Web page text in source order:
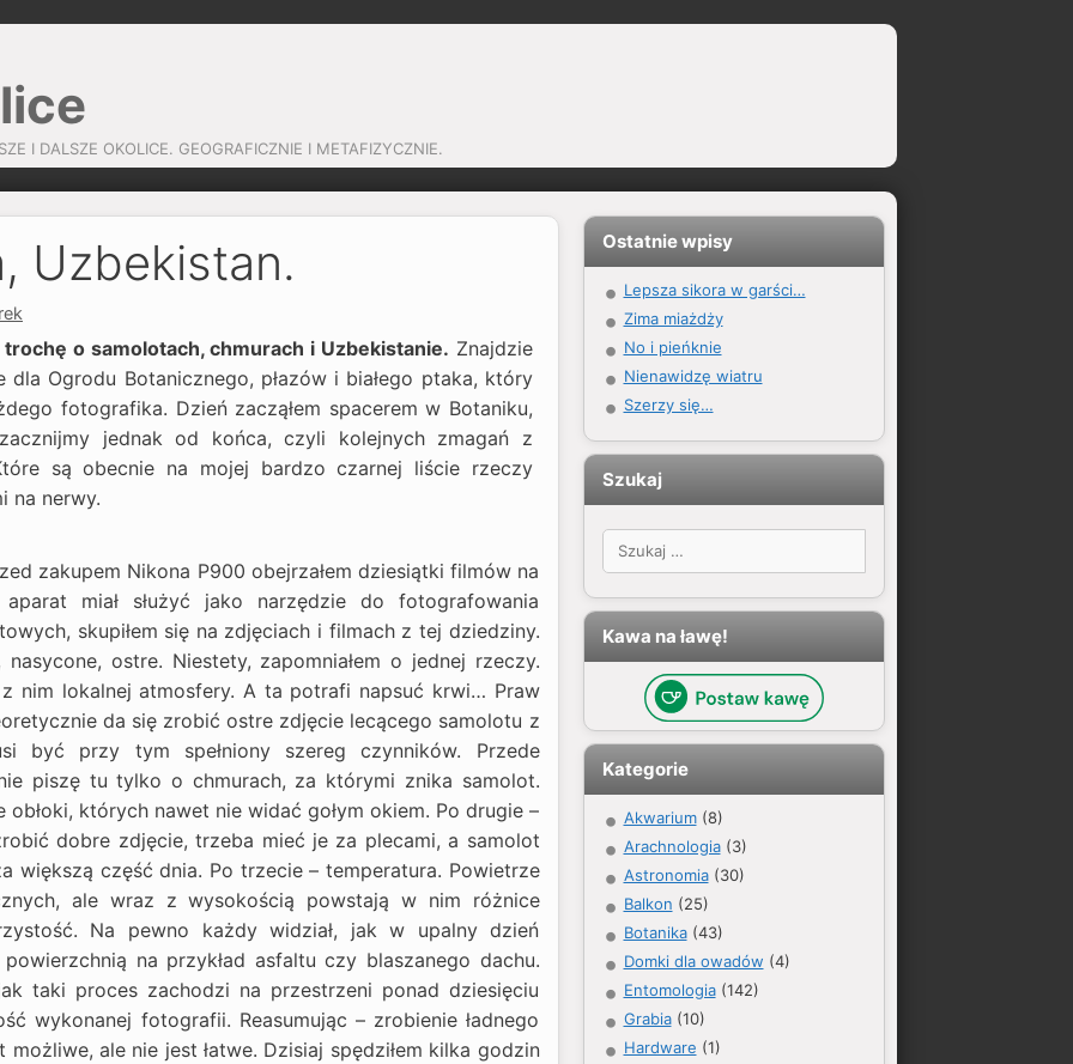
I DALSZE OKOLICE. GEOGRAFICZNIE I METAFIZYCZNIE.
Uzbekistan.
o samolotach, chmurach i Uzbekistanie. Znajdzie
dla Ogrodu Botanicznego, płazów i białego ptaka, który
fotografika. Dzień zacząłem spacerem w Botaniku,
jednak od końca, czyli kolejnych zmagań z
są obecnie na mojej bardzo czarnej liście rzeczy
na nerwy.
zakupem Nikona P900 obejrzałem dziesiątki filmów na
miał służyć jako narzędzie do fotografowania
skupiłem się na zdjęciach i filmach z tej dziedziny.
nasycone, ostre. Niestety, zapomniałem o jednej rzeczy.
nim lokalnej atmosfery. A ta potrafi napsuć krwi… Praw
da się zrobić ostre zdjęcie lecącego samolotu z
być przy tym spełniony szereg czynników. Przede
piszę tu tylko o chmurach, za którymi znika samolot.
których nawet nie widać gołym okiem. Po drugie –
dobre zdjęcie, trzeba mieć je za plecami, a samolot
większą część dnia. Po trzecie – temperatura. Powietrze
ale wraz z wysokością powstają w nim różnice
Na pewno każdy widział, jak w upalny dzień
na przykład asfaltu czy blaszanego dachu.
taki proces zachodzi na przestrzeni ponad dziesięciu
wykonanej fotografii. Reasumując – zrobienie ładnego
ale nie jest łatwe. Dzisiaj spędziłem kilka godzin
Ostatnie wpisy
Lepsza sikora w garści…
Zima miażdży
No i pieńknie
Nienawidzę wiatru
Szerzy się…
Szukaj
Szukaj:
Kawa na ławę!
Kategorie
Akwarium(8)
Arachnologia(3)
Astronomia(30)
Balkon (25)
Botanika(43)
Domki dla owadów (4)
Entomologia(142)
Grabia(10)
Hardware (1)